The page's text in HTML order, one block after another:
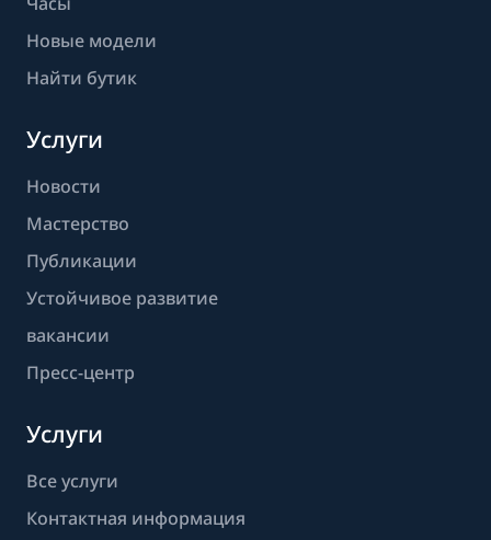
Новые модели
Найти бутик
Услуги
Новости
Мастерство
Публикации
Устойчивое развитие
вакансии
Пресс-центр
Услуги
Все услуги
Контактная информация